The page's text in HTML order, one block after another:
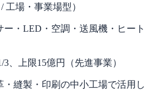
工場・事業場型）
・LED・空調・送風機・ヒート
、上限15億円（先進事業）
縫製・印刷の中小工場で活用し